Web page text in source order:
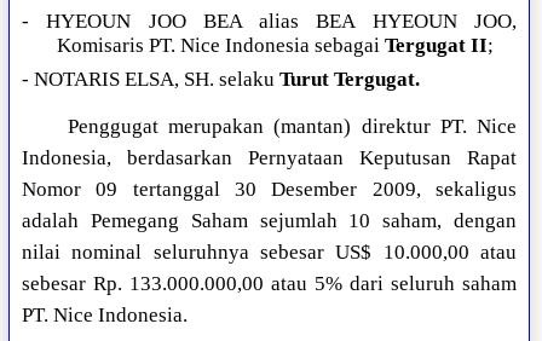
- HYEOUN JOO BEA alias BEA HYEOUN JOO,
Komisaris PT. Nice Indonesia sebagai Tergugat II;
- NOTARIS ELSA, SH. selakuTurut Tergugat.
Penggugat merupakan (mantan) direktur PT. Nice
Indonesia, berdasarkan Pernyataan Keputusan Rapat
Nomor 09 tertanggal 30 Desember 2009, sekaligus
adalah Pemegang Saham sejumlah 10 saham, dengan
nilai nominal seluruhnya sebesar US$ 10.000,00 atau
sebesar Rp. 133.000.000,00 atau 5% dari seluruh saham
PT. Nice Indonesia.